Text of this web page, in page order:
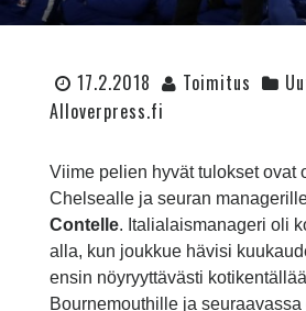
17.2.2018 Toimitus
Alloverpress.fi
Viime pelien hyvät tulokset ovat
Chelsealle ja seuran
Contelle. Italialaismanageri oli
alla, kun joukkue hävisi
ensin nöyryyttävästi
Bournemouthille ja seuraavassa